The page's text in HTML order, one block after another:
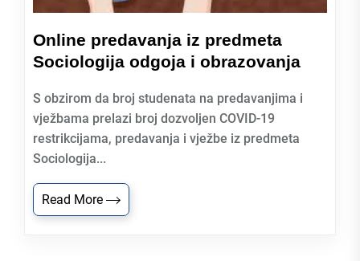
Online predavanja iz predmeta
Sociologija odgoja i obrazovanja
S obzirom da broj studenata na predavanjima i
vježbama prelazi broj dozvoljen COVID-19
restrikcijama, predavanja i vježbe iz predmeta
Sociologija...
Read More